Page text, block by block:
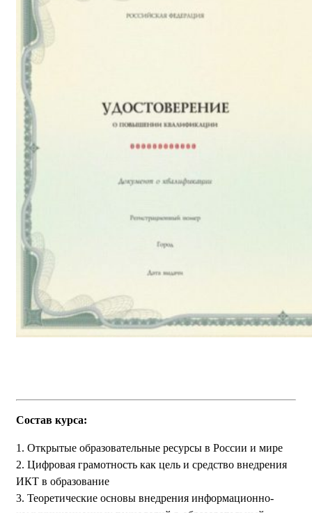
Состав курса:
1. Открытые образовательные ресурсы в России и мире
2. Цифровая грамотность как цель и средство внедрения
ИКТ в образование
3. Теоретические основы внедрения информационно-